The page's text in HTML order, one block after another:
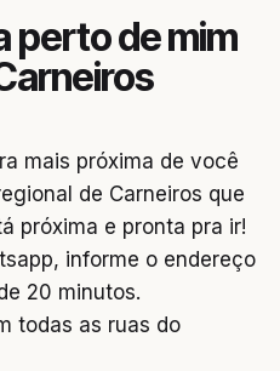
perto de mim
mais próxima de você
de Carneiros que
próxima e pronta pra ir!
informe o endereço
20 minutos.
todas as ruas do